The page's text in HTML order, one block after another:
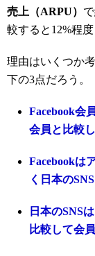
売上（ARPU）
較すると12%程度
理由はいくつか
下の3点だろう。
Facebook会
会員と比較
Facebookは
く日本の
日本のSNS
比較して会